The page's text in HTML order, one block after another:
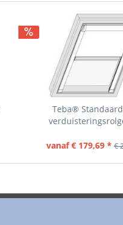
Teba®
vanaf € 179,69 * €